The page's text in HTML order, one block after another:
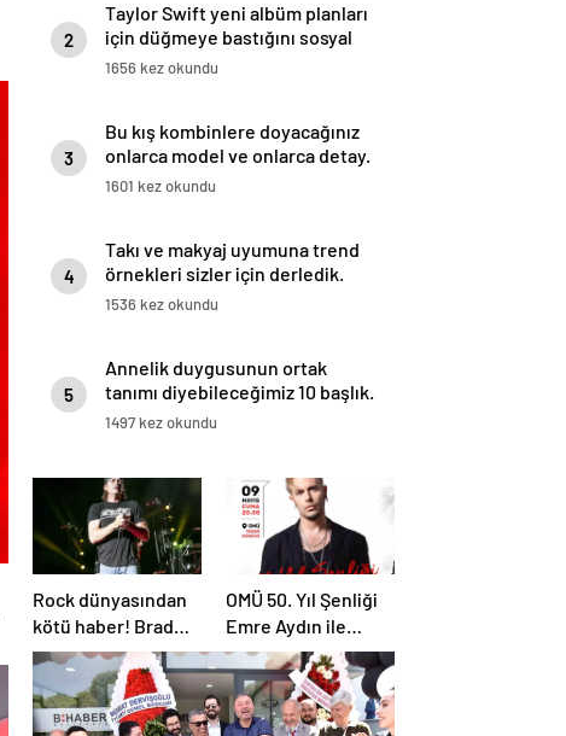
2
Taylor Swift yeni albüm planları
için düğmeye bastığını sosyal
medyadan duyurdu!
1656 kez okundu
3
Bu kış kombinlere doyacağınız
onlarca model ve onlarca detay.
1601 kez okundu
4
Takı ve makyaj uyumuna trend
örnekleri sizler için derledik.
1536 kez okundu
5
Annelik duygusunun ortak
tanımı diyebileceğimiz 10 başlık.
1497 kez okundu
Rock dünyasından
kötü haber! Brad
Arnold dördüncü
evre kanser
OMÜ 50. Yıl Şenliği
Emre Aydın ile
Başlıyor